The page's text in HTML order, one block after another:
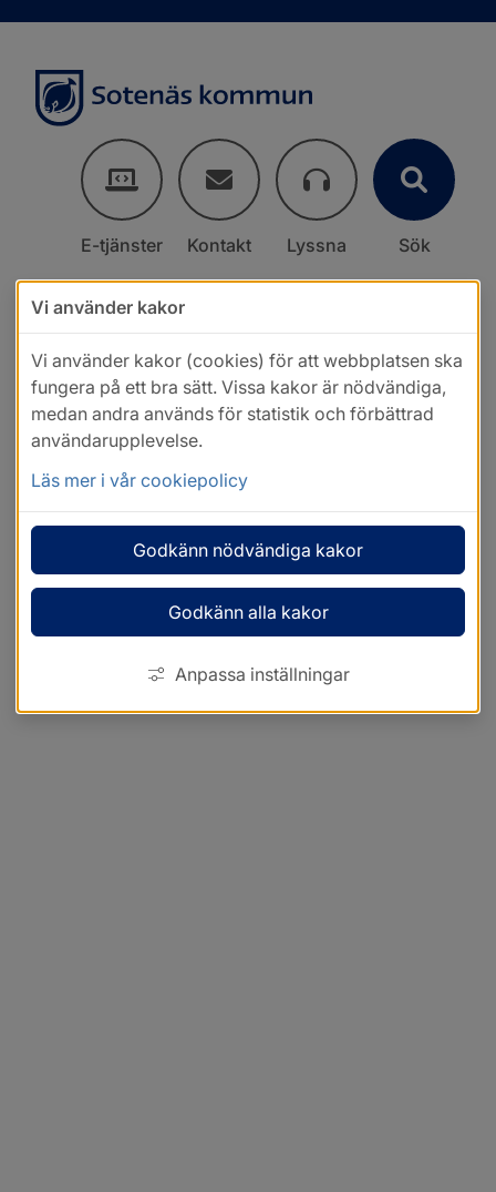
E-tjänster Kontakt Lyssna Sök
Vi använder kakor
Vi använder kakor (cookies) för att webbplatsen ska
fungera på ett bra sätt. Vissa kakor är nödvändiga,
medan andra används för statistik och förbättrad
användarupplevelse.
Läs mer i vår cookiepolicy
Godkänn nödvändiga kakor
Godkänn alla kakor
Anpassa inställningar